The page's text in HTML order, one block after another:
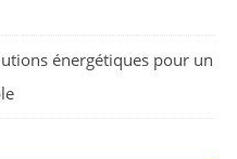
énergétiques pour un